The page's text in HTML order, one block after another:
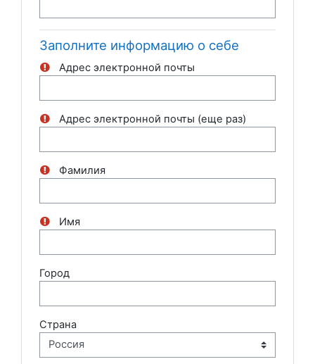
Заполните информацию о себе
Адрес электронной почты
Адрес электронной почты (еще раз)
Фамилия
Имя
Город
Страна